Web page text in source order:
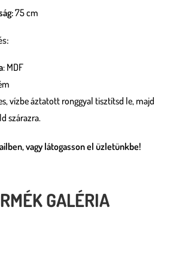
75 cm
: MDF
vízbe áztatott ronggyal tisztítsd le, majd
szárazra.
vagy látogasson el üzletünkbe!
GALÉRIA